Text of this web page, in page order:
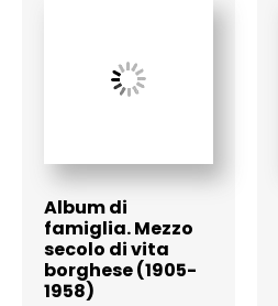
Album di
famiglia. Mezzo
secolo di vita
borghese (1905-
1958)